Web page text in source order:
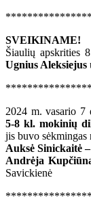
SVEIKINAME!
Šiaulių apskrities
Ugnius Aleksiejus
2024 m. vasario 7
5-8 kl. mokinių
jis buvo
Auksė Sinickaitė
Andrėja
Savickienė